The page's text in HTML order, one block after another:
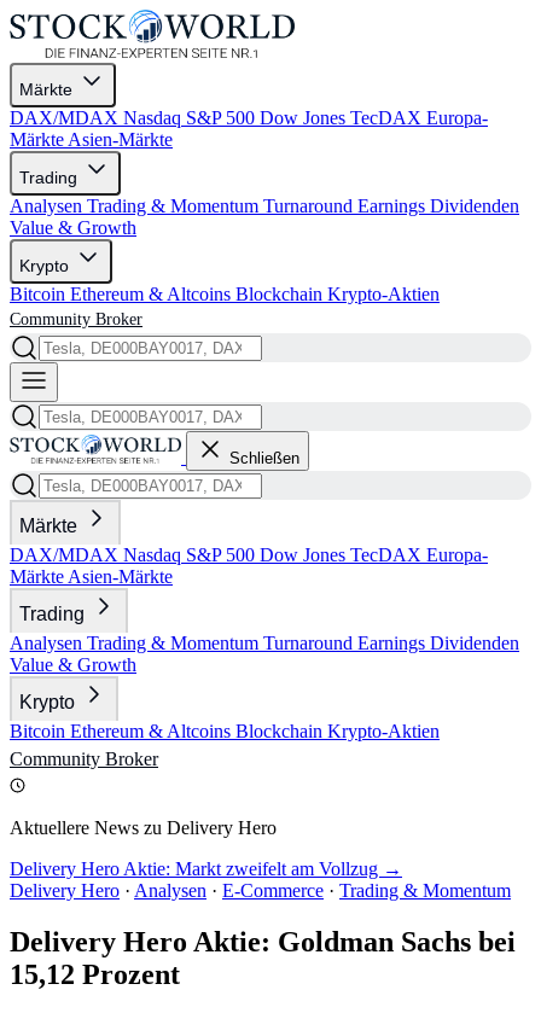
Märkte
DAX/MDAX Nasdaq S&P 500 Dow Jones TecDAX Europa-
Märkte Asien-Märkte
Trading
Analysen Trading & Momentum Turnaround Earnings Dividenden
Value & Growth
Krypto
Bitcoin Ethereum & Altcoins Blockchain Krypto-Aktien
Community Broker
Schließen
Märkte
DAX/MDAX Nasdaq S&P 500 Dow Jones TecDAX Europa-
Märkte Asien-Märkte
Trading
Analysen Trading & Momentum Turnaround Earnings Dividenden
Value & Growth
Krypto
Bitcoin Ethereum & Altcoins Blockchain Krypto-Aktien
Community Broker
Aktuellere News zu Delivery Hero
Delivery Hero Aktie: Markt zweifelt am Vollzug →
Delivery Hero · Analysen · E-Commerce · Trading & Momentum
Delivery Hero Aktie: Goldman Sachs bei
15,12 Prozent